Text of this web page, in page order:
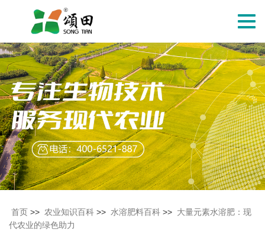
切
导
航
首页 >> 农业知识百科 >> 水溶肥料百科 >> 大量元素水溶肥：现
代农业的绿色助力